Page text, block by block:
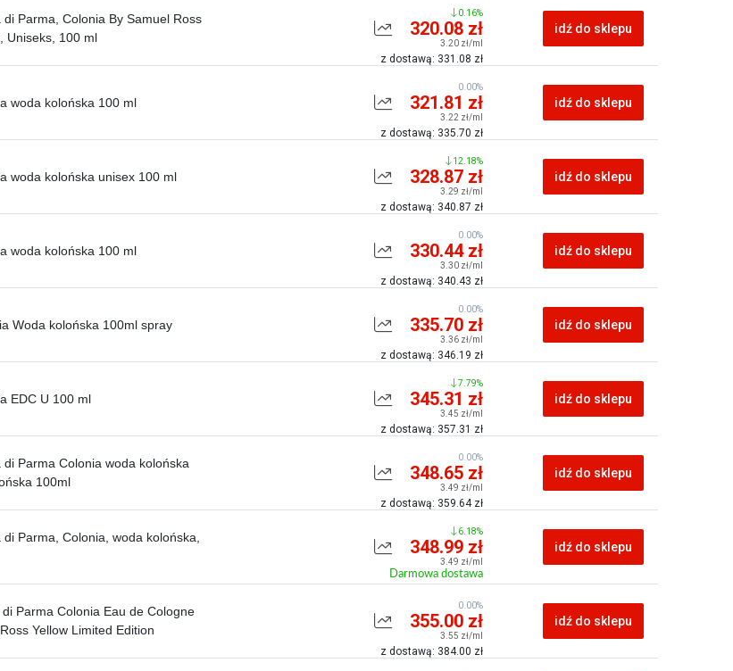
Parma, Colonia By Samuel Ross
Uniseks, 100 ml
320.08 zł
3.20 zł/ml
z dostawą: 331.08 zł
0.16%
idź do sklepu
woda kolońska 100 ml 321.81 zł
3.22 zł/ml
z dostawą: 335.70 zł
0.00%
idź do sklepu
woda kolońska unisex 100 ml 328.87 zł
3.29 zł/ml
z dostawą: 340.87 zł
12.18%
idź do sklepu
woda kolońska 100 ml 330.44 zł
3.30 zł/ml
z dostawą: 340.43 zł
0.00%
idź do sklepu
Woda kolońska 100ml spray 335.70 zł
3.36 zł/ml
z dostawą: 346.19 zł
0.00%
idź do sklepu
EDC U 100 ml 345.31 zł
3.45 zł/ml
z dostawą: 357.31 zł
7.79%
idź do sklepu
Parma Colonia woda kolońska
100ml
348.65 zł
3.49 zł/ml
z dostawą: 359.64 zł
0.00%
idź do sklepu
Parma, Colonia, woda kolońska,
348.99 zł
3.49 zł/ml
Darmowa dostawa
6.18%
idź do sklepu
Parma Colonia Eau de Cologne
Yellow Limited Edition
355.00 zł
3.55 zł/ml
z dostawą: 384.00 zł
0.00%
idź do sklepu